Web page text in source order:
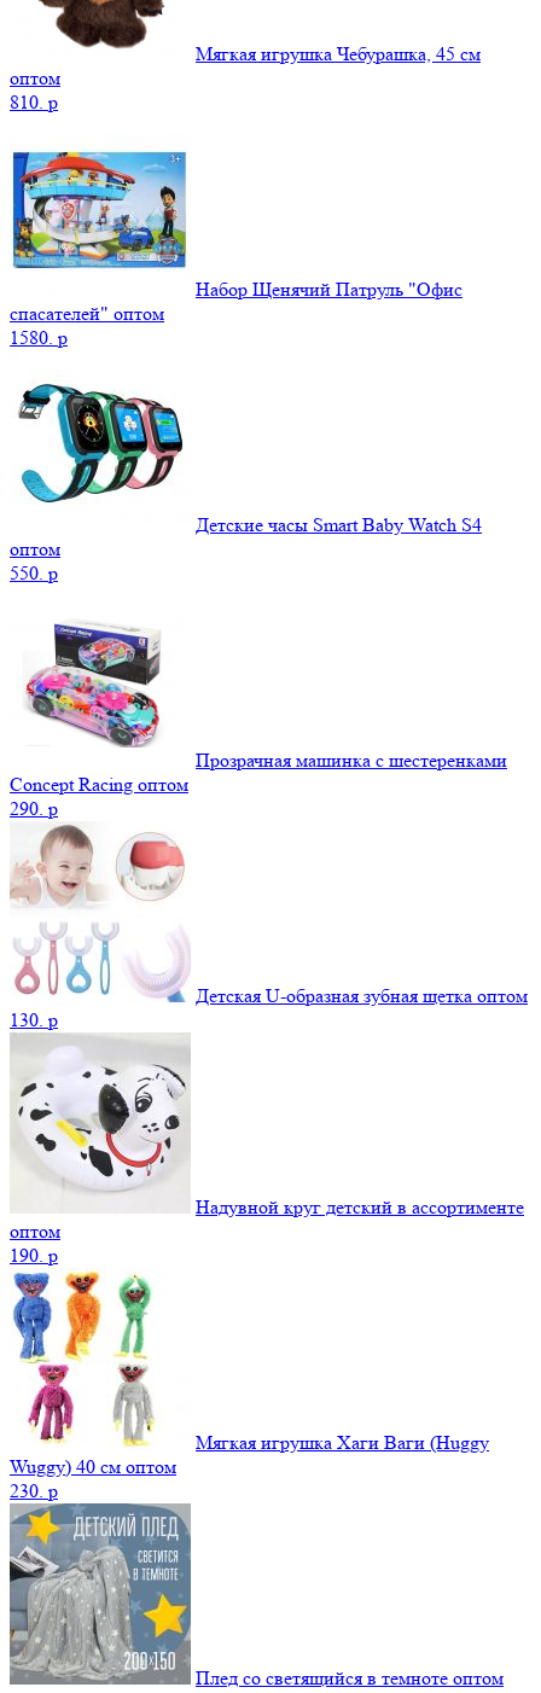
Мягкая игрушка Чебурашка, 45 см
оптом
810. p
Набор Щенячий Патруль "Офис
спасателей" оптом
1580. p
Детские часы Smart Baby Watch S4
оптом
550. p
Прозрачная машинка с шестеренками
Concept Racing оптом
290. p
Детская U-образная зубная щетка оптом
130. p
Надувной круг детский в ассортименте
оптом
190. p
Мягкая игрушка Хаги Ваги (Huggy
Wuggy) 40 см оптом
230. p
Плед со светящийся в темноте оптом